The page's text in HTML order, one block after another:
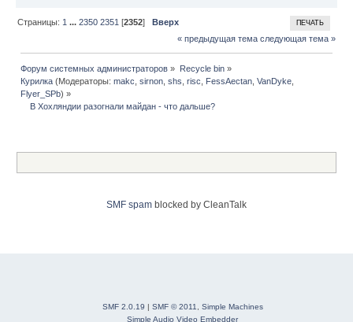
ПЕЧАТЬ
Страницы: 1 ...2350 2351 [2352]Вверх
« предыдущая тема следующая тема »
Форум системных администраторов » Recycle bin»
Курилка (Модераторы:makc ,sirnon ,shs ,risc FessAectan ,VanDyke
Flyer_SPb) »
    В Хохляндии разогнали майдан - что дальше?
SMF spam blocked by CleanTalk
SMF 2.0.19 | SMF © 2011
Simple Machines
Simple Audio Video Embedder